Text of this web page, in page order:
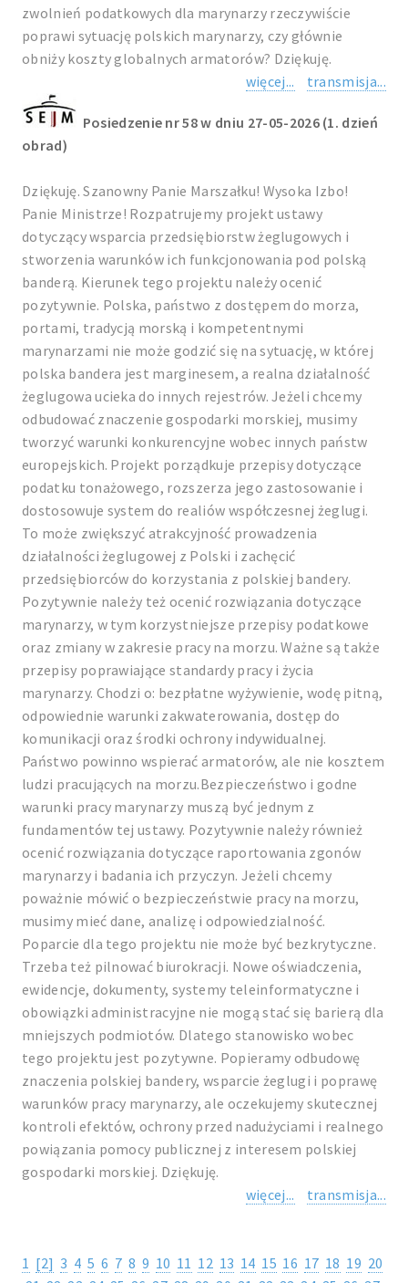
zwolnień podatkowych dla marynarzy rzeczywiście
poprawi sytuację polskich marynarzy, czy głównie
obniży koszty globalnych armatorów? Dziękuję.
więcej...
transmisja...
Posiedzenie nr 58 w dniu 27-05-2026 (1. dzień
obrad)
Dziękuję. Szanowny Panie Marszałku! Wysoka Izbo!
Panie Ministrze! Rozpatrujemy projekt ustawy
dotyczący wsparcia przedsiębiorstw żeglugowych i
stworzenia warunków ich funkcjonowania pod polską
banderą. Kierunek tego projektu należy ocenić
pozytywnie. Polska, państwo z dostępem do morza,
portami, tradycją morską i kompetentnymi
marynarzami nie może godzić się na sytuację, w której
polska bandera jest marginesem, a realna działalność
żeglugowa ucieka do innych rejestrów. Jeżeli chcemy
odbudować znaczenie gospodarki morskiej, musimy
tworzyć warunki konkurencyjne wobec innych państw
europejskich. Projekt porządkuje przepisy dotyczące
podatku tonażowego, rozszerza jego zastosowanie i
dostosowuje system do realiów współczesnej żeglugi.
To może zwiększyć atrakcyjność prowadzenia
działalności żeglugowej z Polski i zachęcić
przedsiębiorców do korzystania z polskiej bandery.
Pozytywnie należy też ocenić rozwiązania dotyczące
marynarzy, w tym korzystniejsze przepisy podatkowe
oraz zmiany w zakresie pracy na morzu. Ważne są także
przepisy poprawiające standardy pracy i życia
marynarzy. Chodzi o: bezpłatne wyżywienie, wodę pitną,
odpowiednie warunki zakwaterowania, dostęp do
komunikacji oraz środki ochrony indywidualnej.
Państwo powinno wspierać armatorów, ale nie kosztem
ludzi pracujących na morzu.Bezpieczeństwo i godne
warunki pracy marynarzy muszą być jednym z
fundamentów tej ustawy. Pozytywnie należy również
ocenić rozwiązania dotyczące raportowania zgonów
marynarzy i badania ich przyczyn. Jeżeli chcemy
poważnie mówić o bezpieczeństwie pracy na morzu,
musimy mieć dane, analizę i odpowiedzialność.
Poparcie dla tego projektu nie może być bezkrytyczne.
Trzeba też pilnować biurokracji. Nowe oświadczenia,
ewidencje, dokumenty, systemy teleinformatyczne i
obowiązki administracyjne nie mogą stać się barierą dla
mniejszych podmiotów. Dlatego stanowisko wobec
tego projektu jest pozytywne. Popieramy odbudowę
znaczenia polskiej bandery, wsparcie żeglugi i poprawę
warunków pracy marynarzy, ale oczekujemy skutecznej
kontroli efektów, ochrony przed nadużyciami i realnego
powiązania pomocy publicznej z interesem polskiej
gospodarki morskiej. Dziękuję.
więcej...
transmisja...
1 [2] 3 4 5 6 7 8 9 10 11 12 13 14 15 16 17 18 19 20